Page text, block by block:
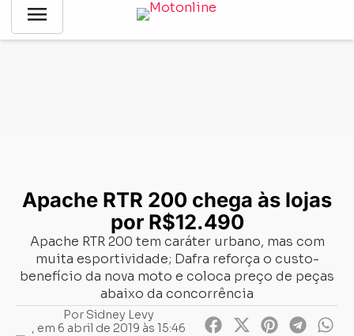
menu
Notícias Lançamentos-Apache RTR 200 chega às lojas por
Apache RTR 200 chega às lojas
por R$12.490
Apache RTR 200 tem caráter urbano, mas com
muita esportividade; Dafra reforça o custo-
benefício da nova moto e coloca preço de peças
abaixo da concorrência
PorSidney Levy
, em 6 abril de 2019 às 15:46